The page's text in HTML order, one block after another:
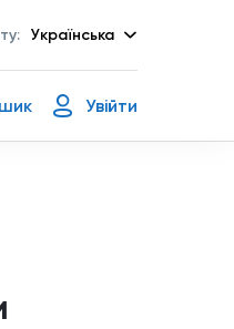
Українська
Увійти